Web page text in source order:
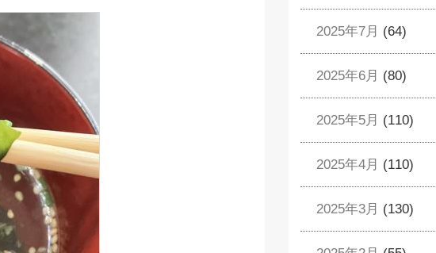
2025年7月 (64)
2025年6月 (80)
2025年5月 (110)
2025年4月 (110)
2025年3月 (130)